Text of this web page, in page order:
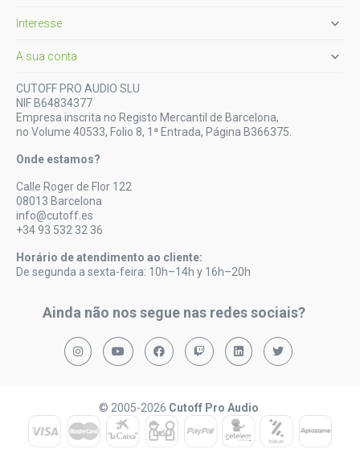
Interesse 
A sua conta 
CUTOFF PRO AUDIO SLU
NIF B64834377
Empresa inscrita no Registo Mercantil de Barcelona,
no Volume 40533, Folio 8, 1ª Entrada, Página B366375.
Onde estamos?
Calle Roger de Flor 122
08013 Barcelona
info@cutoff.es
+34 93 532 32 36
Horário de atendimento ao cliente:
De segunda a sexta-feira: 10h–14h y 16h–20h
Ainda não nos segue nas redes sociais?
© 2005-2026 Cutoff Pro Audio